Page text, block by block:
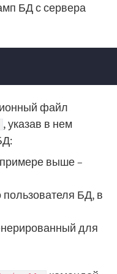
БД с сервера
файл
, указав в нем
выше –
БД, в
для